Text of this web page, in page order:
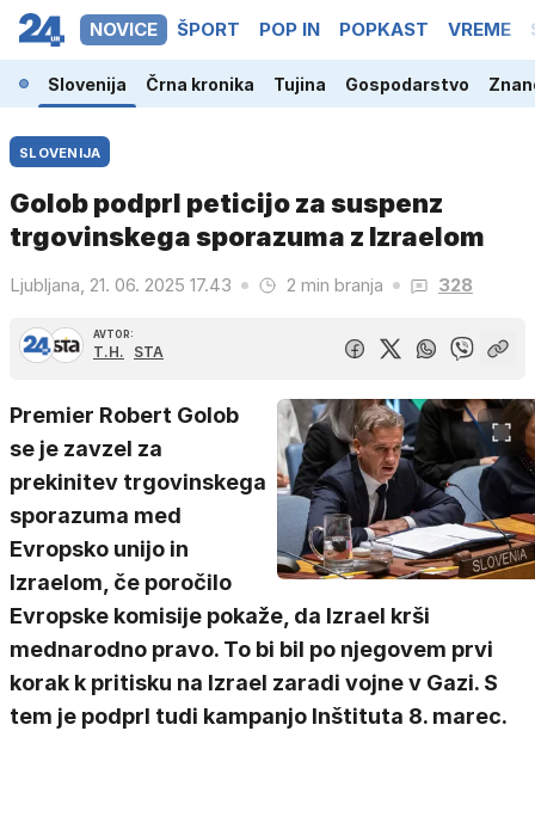
NOVICE ŠPORT POP IN POPKAST VREME
Slovenija Črna kronika Tujina Gospodarstvo
SLOVENIJA
Golob podprl peticijo za suspenz
trgovinskega sporazuma z Izraelom
Ljubljana, 21. 06. 2025 17.43 2 min branja 328
AVTOR:
T.H. STA
Premier Robert Golob
se je zavzel za
prekinitev trgovinskega
sporazuma med
Evropsko unijo in
Izraelom, če poročilo
Evropske komisije pokaže, da Izrael krši
mednarodno pravo. To bi bil po njegovem prvi
korak k pritisku na Izrael zaradi vojne v Gazi. S
tem je podprl tudi kampanjo Inštituta 8. marec.